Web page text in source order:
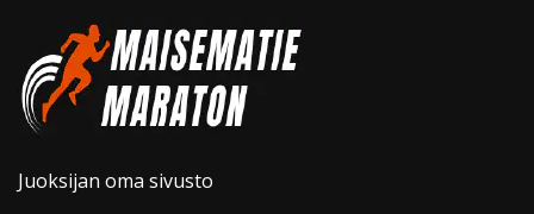
Juoksijan oma sivusto